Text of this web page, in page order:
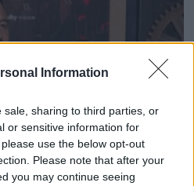
Information
sale, sharing to third parties, or
or sensitive information for
use the below opt-out
Please note that after your
you may continue seeing